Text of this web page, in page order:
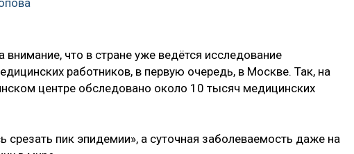
что в стране уже ведётся исследование
работников, в первую очередь, в Москве. Так, на
центре обследовано около 10 тысяч медицинских
срезать пик эпидемии», а суточная заболеваемость даже на